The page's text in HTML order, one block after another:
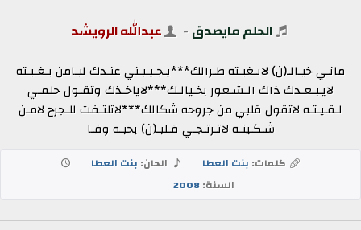
الحلم مايصدق - عبدالله الرويشد
مانـي خيـالـ(ن) لابـغيـته طـرالك***يـجـيـبـني عنـدك ليـامن بـغـيـته
لايـبـعـدك ذاك الـشـعور بخـيالـك***لاياخـذك وتقـول حلمـي
لـقـيـتـه لاتقول قلبي من جروحه شكالك***لاتلتـفت للـجرح لامـن
شـكـيتـه لاتـرتـجـي قـلبـ(ن) بحبـه وفـا
كلمات: بنت العطا الحان: بنت العطا
السنة:2008